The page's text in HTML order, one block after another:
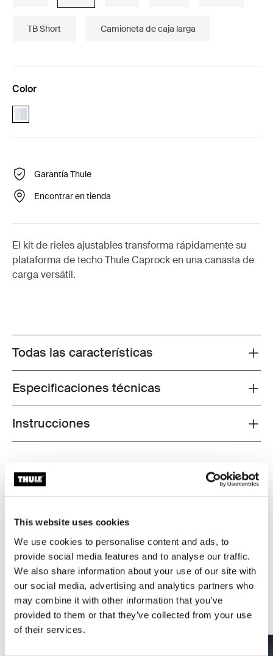
This website uses cookies
We use cookies to personalise content and ads, to
provide social media features and to analyse our traffic.
We also share information about your use of our site with
our social media, advertising and analytics partners who
may combine it with other information that you’ve
provided to them or that they’ve collected from your use
of their services.
TB Short Camioneta de caja larga
Color
aluminium (selected)
Garantía Thule
Encontrar en tienda
El kit de rieles ajustables transforma rápidamente su
plataforma de techo Thule Caprock en una canasta de
carga versátil.
Toggle features
Todas las características
Toggle techspec
Especificaciones técnicas
Toggle guides and instructions
Instrucciones
Probados al límite
En el Thule Test Center™ ubicado en Hillerstorp,
extremas. Nuestros sistemas de portaequipajes están
diseñados para cargar tus equipos y ser instalados de
la forma más segura y firme posible. A continuación, te
contamos algunas de las tantas pruebas que
realizamos.
Explora el Thule Test Center